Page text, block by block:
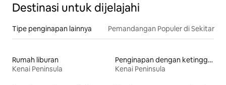
Destinasi untuk dijelajahi
Tipe penginapan lainnya Pemandangan Populer di Sekitar
Rumah liburan
Kenai Peninsula
Penginapan dengan ketinggian toilet yang aksesibel
Kenai Peninsula